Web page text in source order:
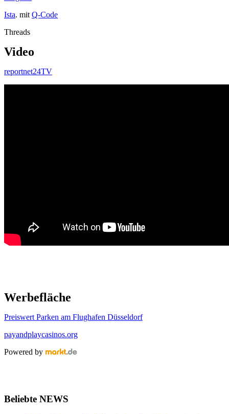
Ista. mit Q-Code
Threads
Video
reportnet24TV
Werbefläche
Preiswert Parken am Flughafen Düsseldorf
payandplaycasinos.org
Powered by
Beliebte NEWS